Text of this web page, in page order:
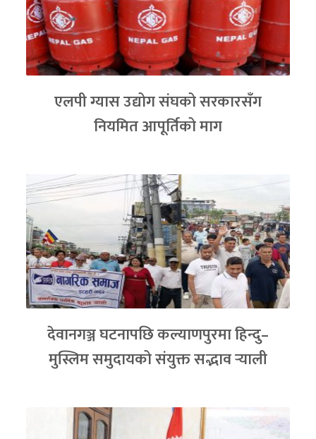
एलपी ग्यास उद्योग संघको सरकारसँग
नियमित आपूर्तिको माग
देवानगञ्ज घटनापछि कल्याणपुरमा हिन्दु–
मुस्लिम समुदायको संयुक्त सद्भाव र्‍याली